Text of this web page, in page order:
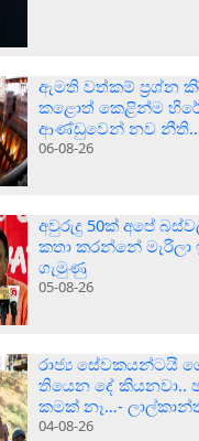
ඇමති වත්කම් ප්‍රශ්න
කළොත් කෙළින්ම
ආණ්ඩුවෙන් නව
06-08-26
අවුරුදු 50ක් අපේ
කතා කරන්නේ මැරිලා
ගැමුණු
05-08-26
රාජ්‍ය සේවකයන්ටයි
තියෙන දේ කියනවා..
කමක් නෑ…-
04-08-26